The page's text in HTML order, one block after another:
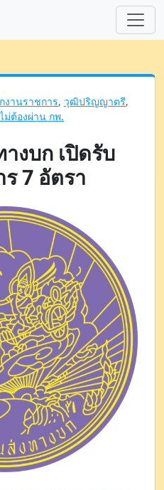
งานราชการ, วุฒิปริญญาตรี,
ไม่ต้องผ่าน กพ.
งบก เปิดรับ
7 อัตรา